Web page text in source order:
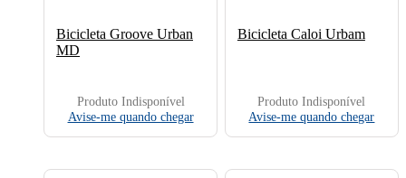
Bicicleta Groove Urban
MD
Produto Indisponível
Avise-me quando chegar
Bicicleta Caloi Urbam
Produto Indisponível
Avise-me quando chegar